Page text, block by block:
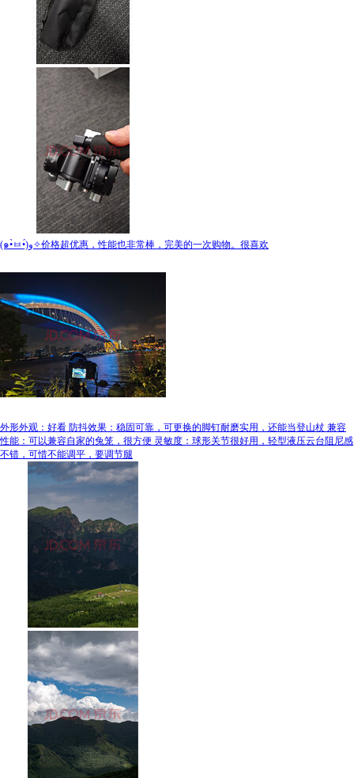
(๑•̀ㅂ•́)و✧价格超优惠，性能也非常棒，完美的一次购物。很喜欢
外形外观：好看 防抖效果：稳固可靠，可更换的脚钉耐磨实用，还能当登山杖 兼容
性能：可以兼容自家的兔笼，很方便 灵敏度：球形关节很好用，轻型液压云台阻尼感
不错，可惜不能调平，要调节腿